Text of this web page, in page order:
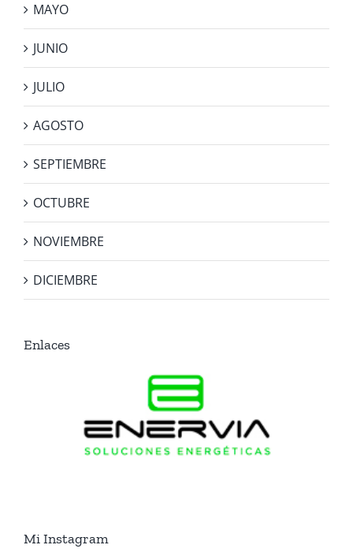
MAYO
JUNIO
JULIO
AGOSTO
SEPTIEMBRE
OCTUBRE
NOVIEMBRE
DICIEMBRE
Enlaces
Mi Instagram